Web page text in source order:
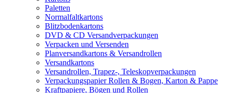
Paletten
Normalfaltkartons
Blitzbodenkartons
DVD & CD Versandverpackungen
Verpacken und Versenden
Planversandkartons & Versandrollen
Versandkartons
Versandrollen, Trapez-, Teleskopverpackungen
Verpackungspapier Rollen & Bogen, Karton & Pappe
Kraftpapiere, Bögen und Rollen